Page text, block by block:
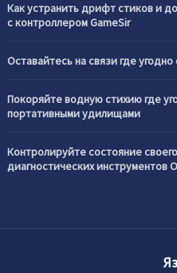
Как устранить дрифт стиков и
с контроллером GameSir
Оставайтесь на связи где
Покоряйте водную стихию где
портативными удилищами
Контролируйте состояние
диагностических инструментов